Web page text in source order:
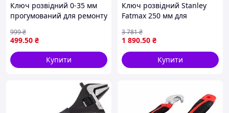
Ключ розвідний 0-35 мм
прогумований для ремонту
ванадієва сталь 300 мм
499.50 ₴
999₴
Купити
Ключ розвідний Stanley
Fatmax 250 мм для
домашнього використання
з антикорозійним
покриттям
1 890.50 ₴
3 781₴
Купити